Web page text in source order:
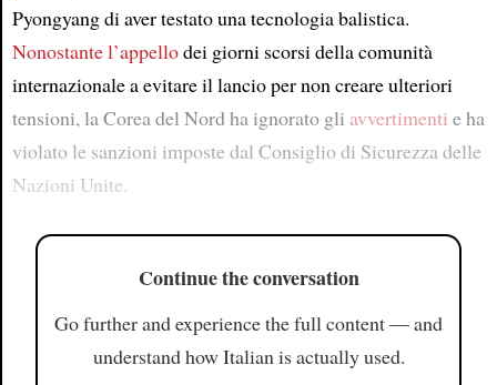
Pyongyang di aver testato una tecnologia balistica.
Nonostante l’appellodei giorni scorsi della comunità
internazionale a evitare il lancio per non creare ulteriori
tensioni, la Corea del Nord ha ignorato gli avvertimenti e ha
violato le sanzioni imposte dal Consiglio di Sicurezza delle
Nazioni Unite.
Continue the conversation
Go further and experience the full content — and
understand how Italian is actually used.